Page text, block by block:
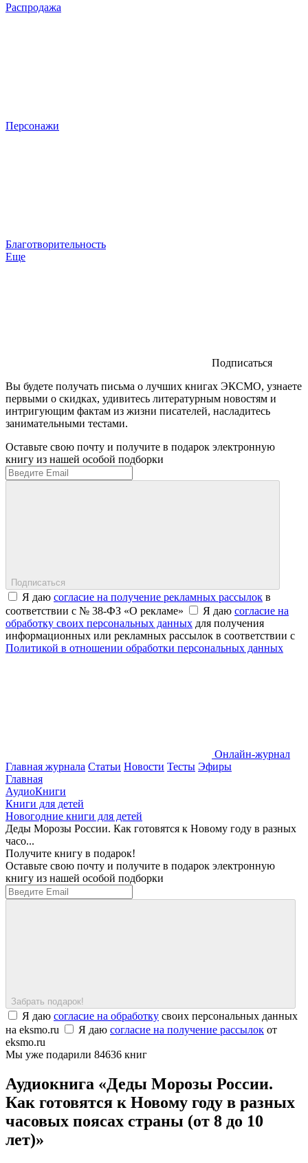
Распродажа
Персонажи
Благотворительность
Еще
Подписаться
Вы будете получать письма о лучших книгах ЭКСМО, узнаете
первыми о скидках, удивитесь литературным новостям и
интригующим фактам из жизни писателей, насладитесь
занимательными тестами.
Оставьте свою почту и получите в подарок электронную
книгу из нашей особой подборки
Подписаться
Я даю согласие на получение рекламных рассылок в
соответствии с № 38-ФЗ «О рекламе»
Я даю согласие на
обработку своих персональных данных для получения
информационных или рекламных рассылок в соответствии с
Политикой в отношении обработки персональных данных
Онлайн-журнал
Главная журнала Статьи Новости Тесты Эфиры
Главная
АудиоКниги
Книги для детей
Новогодние книги для детей
Деды Морозы России. Как готовятся к Новому году в разных
часо...
Получите книгу в подарок!
Оставьте свою почту и получите в подарок электронную
книгу из нашей особой подборки
Забрать подарок!
Я даю согласие на обработку своих персональных данных
на eksmo.ru
Я даю согласие на получение рассылок от
eksmo.ru
Мы уже подарили 84636 книг
Аудиокнига «Деды Морозы России.
Как готовятся к Новому году в разных
часовых поясах страны (от 8 до 10
лет)»